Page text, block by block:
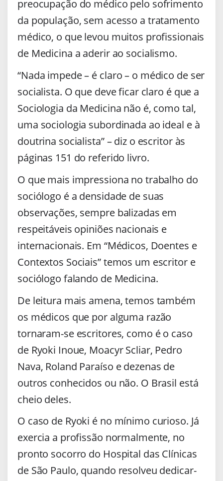
preocupação do médico pelo sofrimento
da população, sem acesso a tratamento
médico, o que levou muitos profissionais
de Medicina a aderir ao socialismo.
“Nada impede – é claro – o médico de ser
socialista. O que deve ficar claro é que a
Sociologia da Medicina não é, como tal,
uma sociologia subordinada ao ideal e à
doutrina socialista” – diz o escritor às
páginas 151 do referido livro.
O que mais impressiona no trabalho do
sociólogo é a densidade de suas
observações, sempre balizadas em
respeitáveis opiniões nacionais e
internacionais. Em “Médicos, Doentes e
Contextos Sociais” temos um escritor e
sociólogo falando de Medicina.
De leitura mais amena, temos também
os médicos que por alguma razão
tornaram-se escritores, como é o caso
de Ryoki Inoue, Moacyr Scliar, Pedro
Nava, Roland Paraíso e dezenas de
outros conhecidos ou não. O Brasil está
cheio deles.
O caso de Ryoki é no mínimo curioso. Já
exercia a profissão normalmente, no
pronto socorro do Hospital das Clínicas
de São Paulo, quando resolveu dedicar-